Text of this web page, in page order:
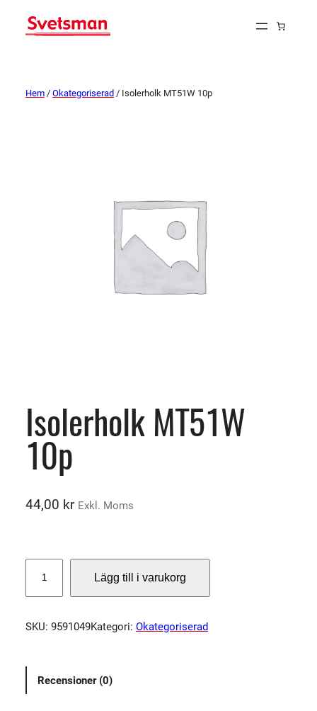
Hem / Okategoriserad / Isolerholk MT51W 10p
Isolerholk MT51W
10p
44,00 kr Exkl. Moms
o
e
h
Lägg till i varukorg
SKU: 9591049Kategori: Okategoriserad
Recensioner (0)